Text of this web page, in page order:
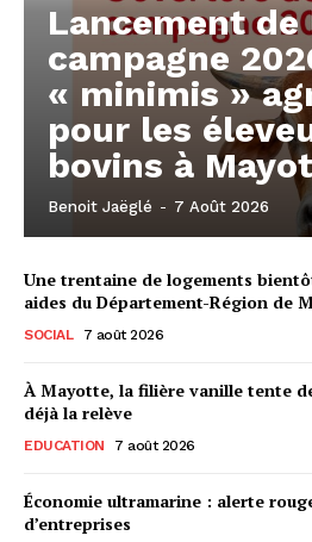
Lancement de
campagne
« minimis »
pour les
bovins à
Benoit Jaëglé - 7 Août 2026
Une trentaine de logements
aides du Département-Région de
SOCIAL 7 août 2026
À Mayotte, la filière vanille tente
déjà la relève
EDUCATION 7 août 2026
Économie ultramarine : alerte
d’entreprises